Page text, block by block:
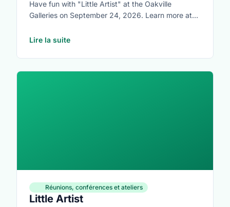
Have fun with "Little Artist" at the Oakville
Galleries on September 24, 2026. Learn more at
Lire la suite
Little Artist
Réunions, conférences et ateliers